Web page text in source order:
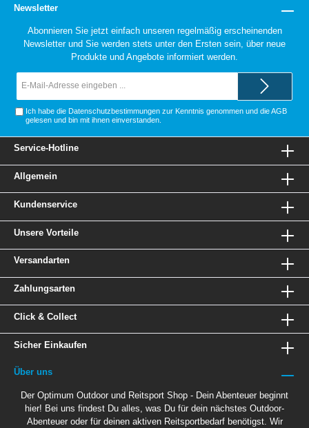
Newsletter
Abonnieren Sie jetzt einfach unseren regelmäßig erscheinenden
Newsletter und Sie werden stets unter den Ersten sein, über neue
Produkte und Angebote informiert werden.
Ich habe die Datenschutzbestimmungen zur Kenntnis genommen und dieAGB
gelesen und bin mit ihnen einverstanden.
Service-Hotline
Allgemein
Kundenservice
Unsere Vorteile
Versandarten
Zahlungsarten
Click & Collect
Sicher Einkaufen
Über uns
Der Optimum Outdoor und Reitsport Shop - Dein Abenteuer beginnt
hier! Bei uns findest Du alles, was Du für dein nächstes Outdoor-
Abenteuer oder für deinen aktiven Reitsportbedarf benötigst. Wir